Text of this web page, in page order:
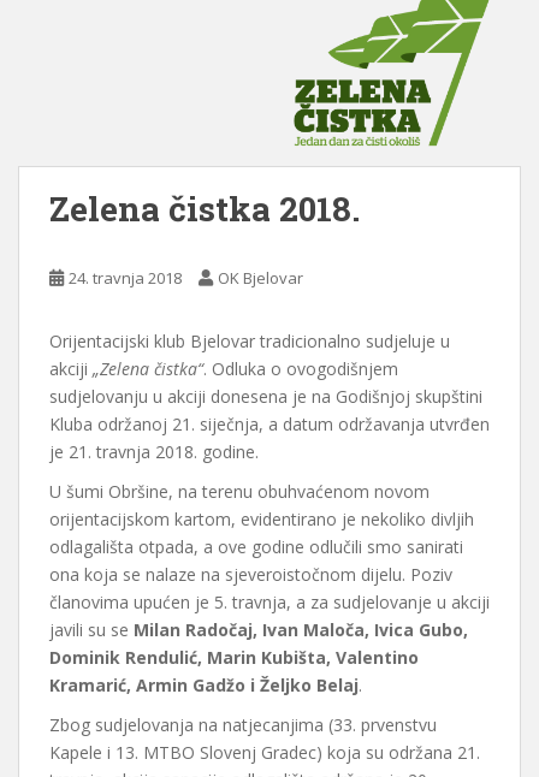
Zelena čistka 2018.
24. travnja 2018 OK Bjelovar
Orijentacijski klub Bjelovar tradicionalno sudjeluje u
akciji „Zelena čistka“. Odluka o ovogodišnjem
sudjelovanju u akciji donesena je na Godišnjoj skupštini
Kluba održanoj 21. siječnja, a datum održavanja utvrđen
je 21. travnja 2018. godine.
U šumi Obršine, na terenu obuhvaćenom novom
orijentacijskom kartom, evidentirano je nekoliko divljih
odlagališta otpada, a ove godine odlučili smo sanirati
ona koja se nalaze na sjeveroistočnom dijelu. Poziv
članovima upućen je 5. travnja, a za sudjelovanje u akciji
javili su se Milan Radočaj, Ivan Maloča, Ivica Gubo,
Dominik Rendulić, Marin Kubišta, Valentino
Kramarić, Armin Gadžo i Željko Belaj.
Zbog sudjelovanja na natjecanjima (33. prvenstvu
Kapele i 13. MTBO Slovenj Gradec) koja su održana 21.